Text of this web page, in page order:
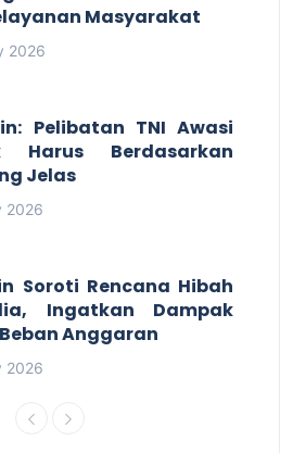
Masyarakat
2026
Pelibatan TNI Awasi
Harus Berdasarkan
Jelas
2026
Soroti Rencana Hibah
Ingatkan Dampak
Anggaran
2026